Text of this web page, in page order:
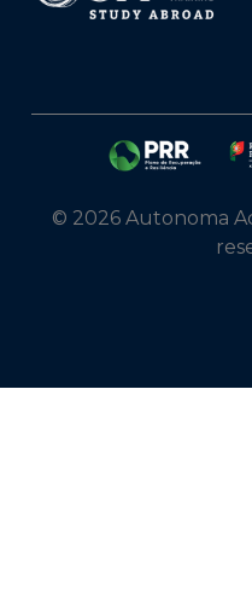
© 2026 Autonoma